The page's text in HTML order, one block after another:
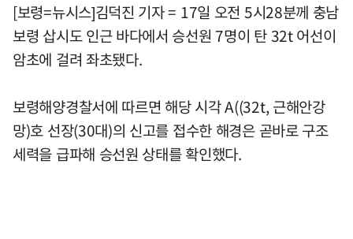
[보령=뉴시스]김덕진 기자 = 17일 오전 5시28분께 충남
보령 삽시도 인근 바다에서 승선원 7명이 탄 32t 어선이
암초에 걸려 좌초됐다.
보령해양경찰서에 따르면 해당 시각 A((32t, 근해안강
망)호 선장(30대)의 신고를 접수한 해경은 곧바로 구조
세력을 급파해 승선원 상태를 확인했다.